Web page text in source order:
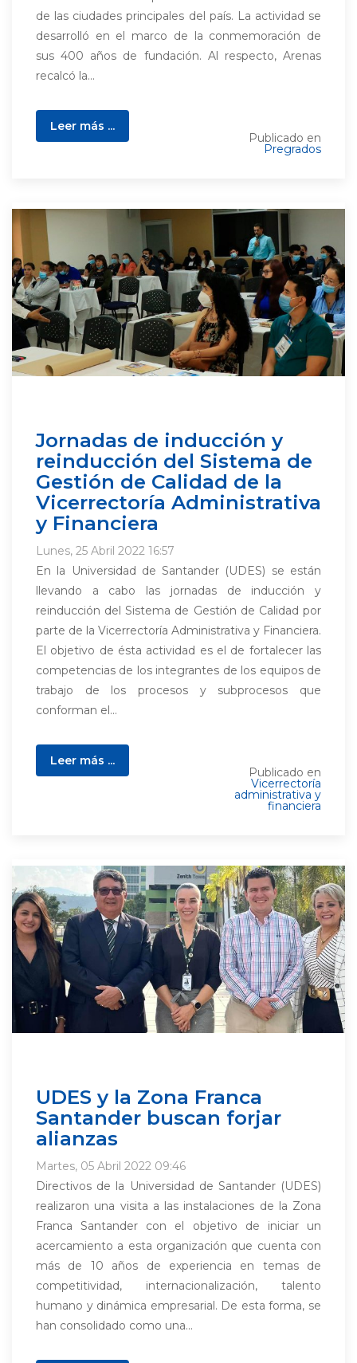
de las ciudades principales del país. La actividad se
desarrolló en el marco de la conmemoración de
sus 400 años de fundación. Al respecto, Arenas
recalcó la...
Leer más ...
Publicado en
Pregrados
Jornadas de inducción y
reinducción del Sistema de
Gestión de Calidad de la
Vicerrectoría Administrativa
y Financiera
Lunes, 25 Abril 2022 16:57
En la Universidad de Santander (UDES) se están
llevando a cabo las jornadas de inducción y
reinducción del Sistema de Gestión de Calidad por
parte de la Vicerrectoría Administrativa y Financiera.
El objetivo de ésta actividad es el de fortalecer las
competencias de los integrantes de los equipos de
trabajo de los procesos y subprocesos que
conforman el...
Leer más ...
Publicado en
Vicerrectoría
administrativa y
financiera
UDES y la Zona Franca
Santander buscan forjar
alianzas
Martes, 05 Abril 2022 09:46
Directivos de la Universidad de Santander (UDES)
realizaron una visita a las instalaciones de la Zona
Franca Santander con el objetivo de iniciar un
acercamiento a esta organización que cuenta con
más de 10 años de experiencia en temas de
competitividad, internacionalización, talento
humano y dinámica empresarial. De esta forma, se
han consolidado como una...